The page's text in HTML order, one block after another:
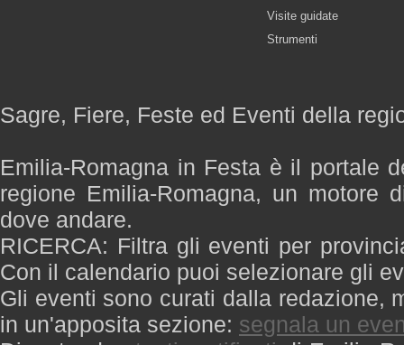
Visite guidate
Strumenti
Sagre, Fiere, Feste ed Eventi della
Emilia-Romagna in Festa è il portale
regione Emilia-Romagna, un motore
dove andare.
RICERCA: Filtra gli eventi per
Con il calendario puoi selezionare gli
Gli eventi sono curati dalla redazione,
in un'apposita sezione: segnala un